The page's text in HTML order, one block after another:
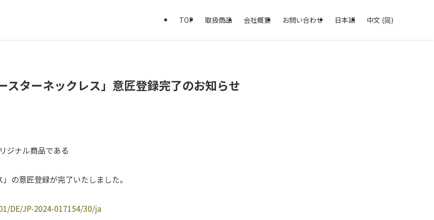
TOP 取扱商品 会社概要 お問い合わせ 日本語 中文 (简)
スターネックレス」意匠登録完了のお知らせ
ジナル商品である
の意匠登録が完了いたしました。
DE/JP-2024-017154/30/ja